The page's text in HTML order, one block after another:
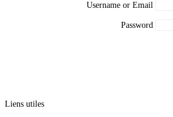
Username or Email
Password
Liens utiles